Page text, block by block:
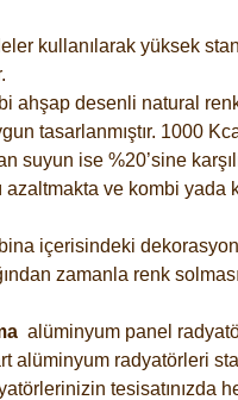
kullanılarak yüksek
ahşap desenli natural
tasarlanmıştır. 1000
suyun ise %20’sine
azaltmakta ve kombi
içerisindeki
zamanla renk
alüminyum panel
alüminyum radyatörleri